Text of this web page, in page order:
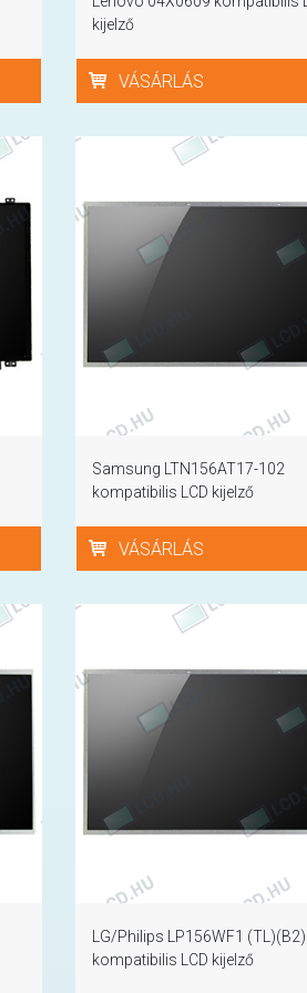
kijelző
VÁSÁRLÁS
Samsung LTN156AT17-102
kompatibilis LCD kijelző
VÁSÁRLÁS
LG/Philips LP156WF1 (TL)(B2)
kompatibilis LCD kijelző